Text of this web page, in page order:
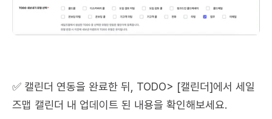
✅ 캘린더 연동을 완료한 뒤, TODO> [캘린더]에서 세일
즈맵 캘린더 내 업데이트 된 내용을 확인해보세요.